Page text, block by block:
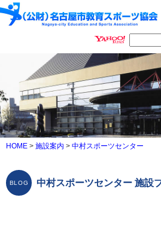
HOME > 施設案内 > 中村スポーツセンター
中村スポーツセンター 施設